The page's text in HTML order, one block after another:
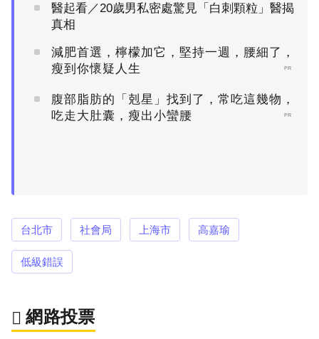
醫起看／20歲男私密處驚見「白刺顆粒」醫揭
真相
減肥首選，檸檬加它，堅持一週，腰細了，
瘦到你懷疑人生
PR
腹部脂肪的「剋星」找到了，常吃這幾物，
吃走大肚囊，瘦出小蠻腰
PR
台北市 社會局 上海市 高嘉瑜
低級錯誤
網路投票